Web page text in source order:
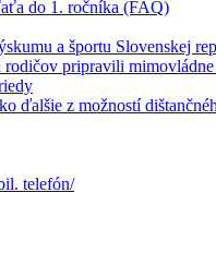
do 1. ročníka (FAQ)
a športu Slovenskej
pripravili mimovládne
ďalšie z možností
telefón/